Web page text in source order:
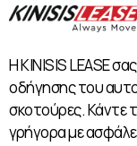
Η KINISIS LEASE
οδήγησης του
σκοτούρες. Κάντε
γρήγορα με